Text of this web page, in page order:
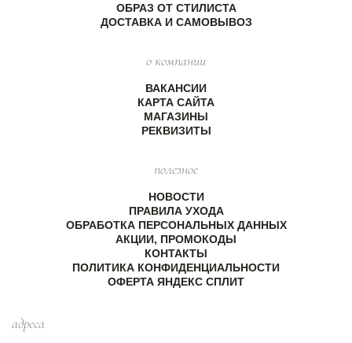
ОБРАЗ ОТ СТИЛИСТА
ДОСТАВКА И САМОВЫВОЗ
о компании
ВАКАНСИИ
КАРТА САЙТА
МАГАЗИНЫ
РЕКВИЗИТЫ
полезное
НОВОСТИ
ПРАВИЛА УХОДА
ОБРАБОТКА ПЕРСОНАЛЬНЫХ ДАННЫХ
АКЦИИ, ПРОМОКОДЫ
КОНТАКТЫ
ПОЛИТИКА КОНФИДЕНЦИАЛЬНОСТИ
ОФЕРТА ЯНДЕКС СПЛИТ
адреса